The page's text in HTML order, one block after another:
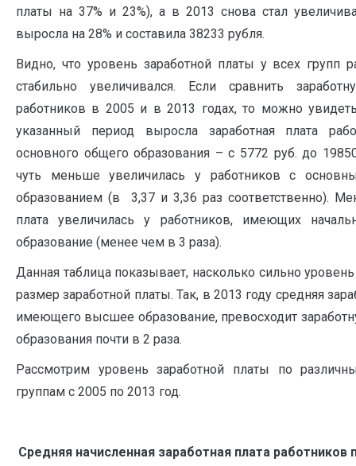
платы на 37% и 23%), а в 2013 снова стал
выросла на 28% и составила 38233 рубля.
Видно, что уровень заработной платы у всех групп
стабильно увеличивался. Если сравнить
работников в 2005 и в 2013 годах, то можно
указанный период выросла заработная плата
основного общего образования – с 5772 руб. до
чуть меньше увеличилась у работников с
образованием (в 3,37 и 3,36 раз соответственно).
плата увеличилась у работников, имеющих
образование (менее чем в 3 раза).
Данная таблица показывает, насколько сильно
размер заработной платы. Так, в 2013 году средняя
имеющего высшее образование, превосходит
образования почти в 2 раза.
Рассмотрим уровень заработной платы по
группам с 2005 по 2013 год.
Средняя начисленная заработная плата